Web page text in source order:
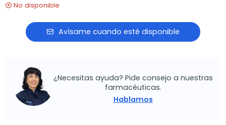
No disponible
Avísame cuando esté disponible
¿Necesitas ayuda? Pide consejo a nuestras
farmacéuticas.
Hablamos